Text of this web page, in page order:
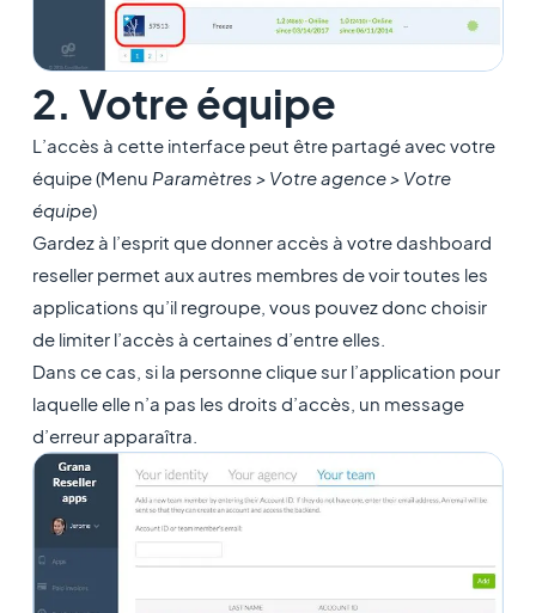
2. Votre équipe
L’accès à cette interface peut être partagé avec votre
équipe (Menu Paramètres > Votre agence > Votre
équipe)
Gardez à l’esprit que donner accès à votre dashboard
reseller permet aux autres membres de voir toutes les
applications qu’il regroupe, vous pouvez donc choisir
de limiter l’accès à certaines d’entre elles.
Dans ce cas, si la personne clique sur l’application pour
laquelle elle n’a pas les droits d’accès, un message
d’erreur apparaîtra.